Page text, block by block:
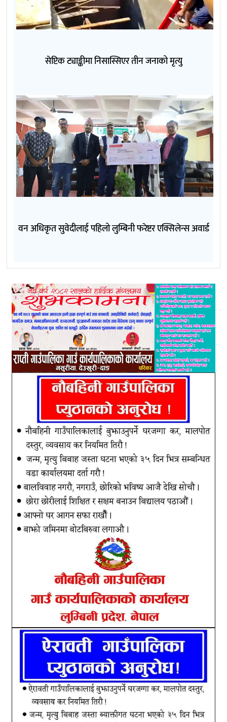
सेप्टिक ट्याङ्कीमा निसास्सिएर तीन जनाको मृत्यु
वन अधिकृत सुवेदीलाई पहिलो लुम्बिनी फरेष्टर एक्सिलेन्स अवार्ड